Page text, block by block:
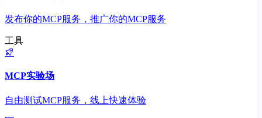
发布你的MCP服务，推广你的MCP服务
工具
MCP实验场
自由测试MCP服务，线上快速体验